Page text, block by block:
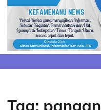
Skip
content
Tag: pangan